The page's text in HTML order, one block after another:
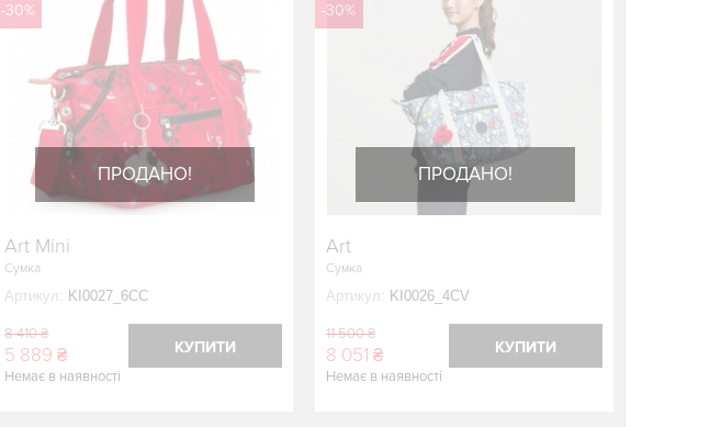
ПРОДАНО!
-30%
Art Mini
Сумка
Артикул: KI0027_6CC
8 410 ₴
5 889 ₴
Немає в наявності
КУПИТИ
ПРОДАНО!
-30%
Art
Сумка
Артикул: KI0026_4CV
11 500 ₴
8 051 ₴
Немає в наявності
КУПИТИ